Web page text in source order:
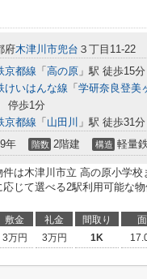
府木津川市兜台 ３丁目11-22
京都線 「 高の原 」駅 徒歩15分
けいはんな線 「 学研奈良登美
停歩1分
京都線 「 山田川 」駅 徒歩31分
年 階数 2階建 構造 軽量
件は木津川市立 高の原小学
応じて選べる2駅利用可能な
敷金 礼金 間取り
3万円 3万円 1K